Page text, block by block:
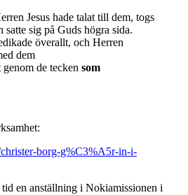
Jesus hade talat till dem, togs
sig på Guds högra sida.
överallt, och Herren
dem
genom de tecken som
borg-g%C3%A5r-in-i-
en anställning i Nokiamissionen i